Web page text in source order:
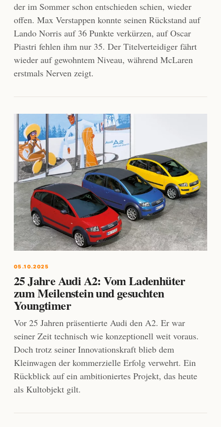
der im Sommer schon entschieden schien, wieder
offen. Max Verstappen konnte seinen Rückstand auf
Lando Norris auf 36 Punkte verkürzen, auf Oscar
Piastri fehlen ihm nur 35. Der Titelverteidiger fährt
wieder auf gewohntem Niveau, während McLaren
erstmals Nerven zeigt.
05.10.2025
25 Jahre Audi A2: Vom Ladenhüter
zum Meilenstein und gesuchten
Youngtimer
Vor 25 Jahren präsentierte Audi den A2. Er war
seiner Zeit technisch wie konzeptionell weit voraus.
Doch trotz seiner Innovationskraft blieb dem
Kleinwagen der kommerzielle Erfolg verwehrt. Ein
Rückblick auf ein ambitioniertes Projekt, das heute
als Kultobjekt gilt.